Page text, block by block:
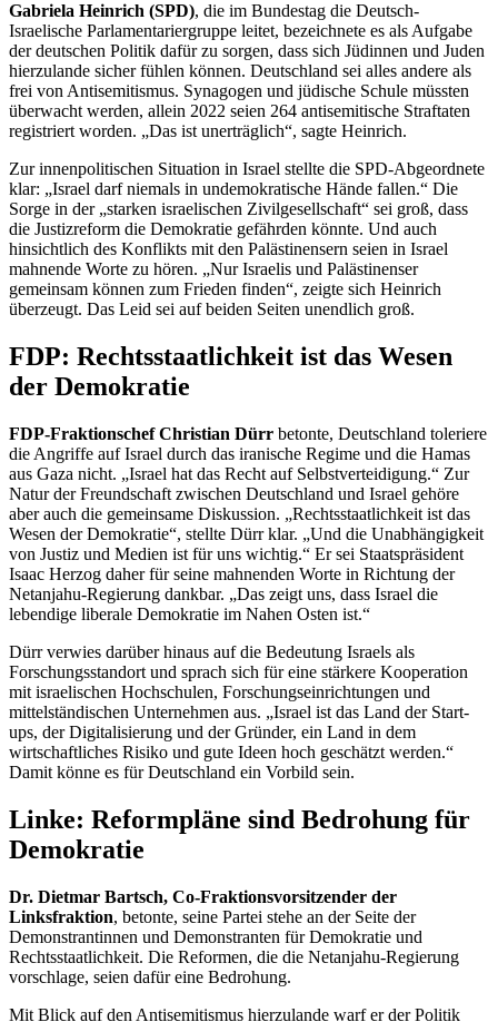
Gabriela Heinrich (SPD), die im Bundestag die Deutsch-
Israelische Parlamentariergruppe leitet, bezeichnete es als Aufgabe
der deutschen Politik dafür zu sorgen, dass sich Jüdinnen und Juden
hierzulande sicher fühlen können. Deutschland sei alles andere als
frei von Antisemitismus. Synagogen und jüdische Schule müssten
überwacht werden, allein 2022 seien 264 antisemitische Straftaten
registriert worden. „Das ist unerträglich“, sagte Heinrich.
Zur innenpolitischen Situation in Israel stellte die SPD-Abgeordnete
klar: „Israel darf niemals in undemokratische Hände fallen.“ Die
Sorge in der „starken israelischen Zivilgesellschaft“ sei groß, dass
die Justizreform die Demokratie gefährden könnte. Und auch
hinsichtlich des Konflikts mit den Palästinensern seien in Israel
mahnende Worte zu hören. „Nur Israelis und Palästinenser
gemeinsam können zum Frieden finden“, zeigte sich Heinrich
überzeugt. Das Leid sei auf beiden Seiten unendlich groß.
FDP: Rechtsstaatlichkeit ist das Wesen
der Demokratie
FDP-Fraktionschef Christian Dürr betonte, Deutschland toleriere
die Angriffe auf Israel durch das iranische Regime und die Hamas
aus Gaza nicht. „Israel hat das Recht auf Selbstverteidigung.“ Zur
Natur der Freundschaft zwischen Deutschland und Israel gehöre
aber auch die gemeinsame Diskussion. „Rechtsstaatlichkeit ist das
Wesen der Demokratie“, stellte Dürr klar. „Und die Unabhängigkeit
von Justiz und Medien ist für uns wichtig.“ Er sei Staatspräsident
Isaac Herzog daher für seine mahnenden Worte in Richtung der
Netanjahu-Regierung dankbar. „Das zeigt uns, dass Israel die
lebendige liberale Demokratie im Nahen Osten ist.“
Dürr verwies darüber hinaus auf die Bedeutung Israels als
Forschungsstandort und sprach sich für eine stärkere Kooperation
mit israelischen Hochschulen, Forschungseinrichtungen und
mittelständischen Unternehmen aus. „Israel ist das Land der Start-
ups, der Digitalisierung und der Gründer, ein Land in dem
wirtschaftliches Risiko und gute Ideen hoch geschätzt werden.“
Damit könne es für Deutschland ein Vorbild sein.
Linke: Reformpläne sind Bedrohung für
Demokratie
Dr. Dietmar Bartsch, Co-Fraktionsvorsitzender der
Linksfraktion, betonte, seine Partei stehe an der Seite der
Demonstrantinnen und Demonstranten für Demokratie und
Rechtsstaatlichkeit. Die Reformen, die die Netanjahu-Regierung
vorschlage, seien dafür eine Bedrohung.
Mit Blick auf den Antisemitismus hierzulande warf er der Politik